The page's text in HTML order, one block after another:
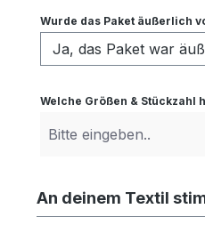
Wurde das Paket äußerlich
Welche Größen & Stückzahl
An deinem Textil